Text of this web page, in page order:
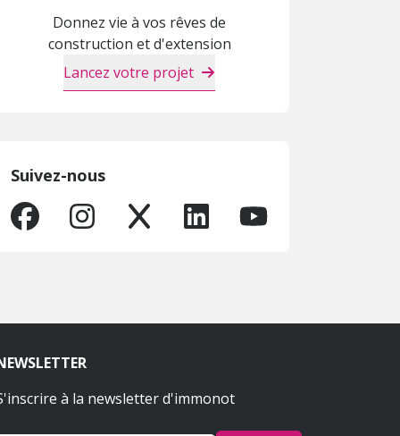
Donnez vie à vos rêves de
construction et d'extension
Lancez votre projet
Suivez-nous
à la newsletter d'immonot